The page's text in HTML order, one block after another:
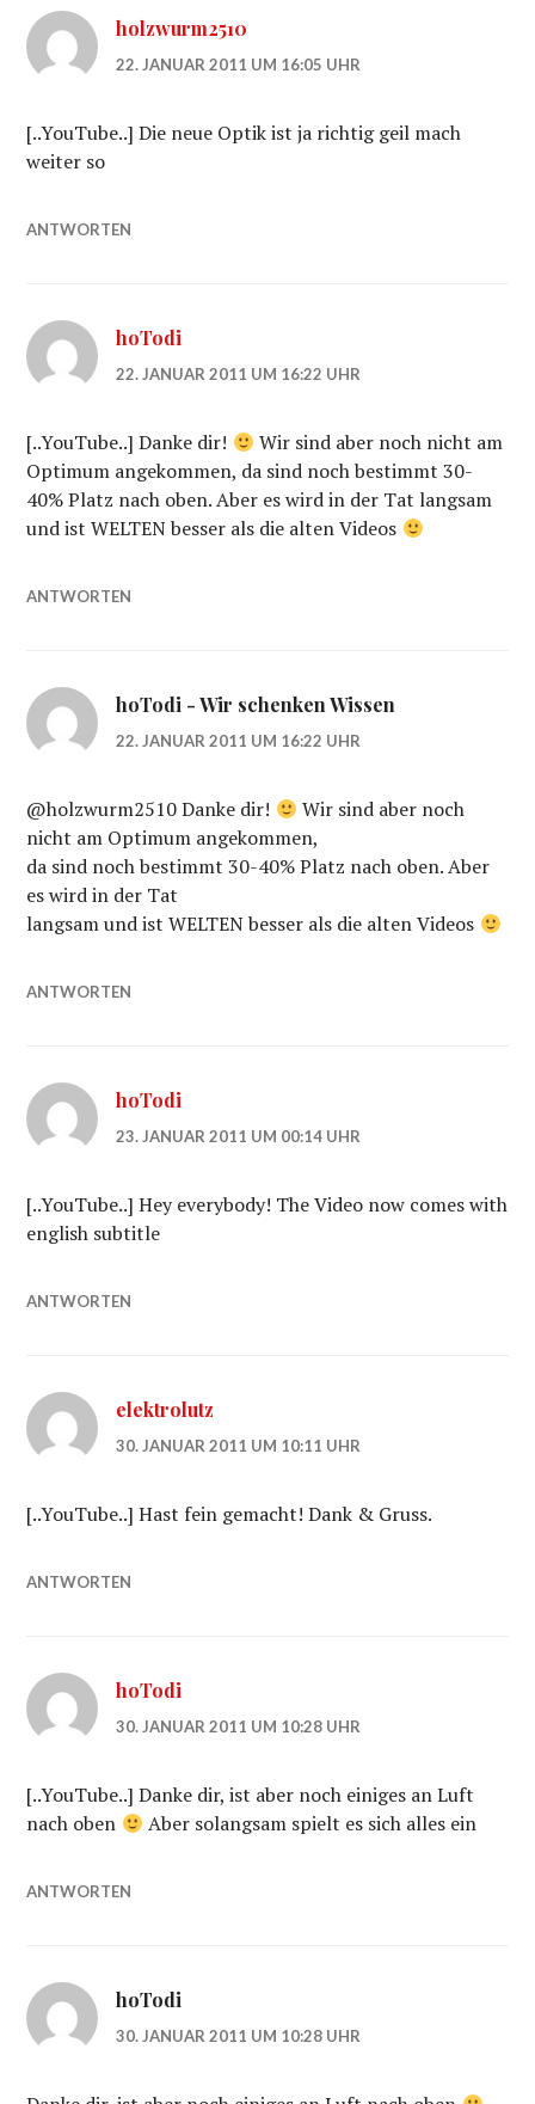
holzwurm2510
22. JANUAR 2011 UM 16:05 UHR
[..YouTube..] Die neue Optik ist ja richtig geil mach
weiter so
ANTWORTEN
hoTodi
22. JANUAR 2011 UM 16:22 UHR
[..YouTube..] Danke dir!
Wir sind aber noch nicht am
Optimum angekommen, da sind noch bestimmt 30-
40% Platz nach oben. Aber es wird in der Tat langsam
und ist WELTEN besser als die alten Videos
ANTWORTEN
hoTodi - Wir schenken Wissen
22. JANUAR 2011 UM 16:22 UHR
@holzwurm2510 Danke dir!
Wir sind aber noch
nicht am Optimum angekommen,
da sind noch bestimmt 30-40% Platz nach oben. Aber
es wird in der Tat
langsam und ist WELTEN besser als die alten Videos
ANTWORTEN
hoTodi
23. JANUAR 2011 UM 00:14 UHR
[..YouTube..] Hey everybody! The Video now comes with
english subtitle
ANTWORTEN
elektrolutz
30. JANUAR 2011 UM 10:11 UHR
[..YouTube..] Hast fein gemacht! Dank & Gruss.
ANTWORTEN
hoTodi
30. JANUAR 2011 UM 10:28 UHR
[..YouTube..] Danke dir, ist aber noch einiges an Luft
nach oben
Aber solangsam spielt es sich alles ein
ANTWORTEN
hoTodi
30. JANUAR 2011 UM 10:28 UHR